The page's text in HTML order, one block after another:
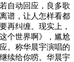
自动回应，良多歌
谱，让人怎样看都
再纠缠。现实上，
个世界啊》，尴尬
。称华晨宇演唱的
续给你唠。华晨宇